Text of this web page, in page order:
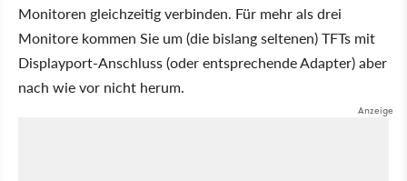
Monitoren gleichzeitig verbinden. Für mehr als drei
Monitore kommen Sie um (die bislang seltenen) TFTs mit
Displayport-Anschluss (oder entsprechende Adapter) aber
nach wie vor nicht herum.